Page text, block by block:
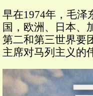
早在1974年，毛泽
国，欧洲、日本、
第二和第三世界要
主席对马列主义的